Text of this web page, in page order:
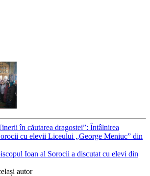
în căutarea dragostei”: Întâlnirea
cu elevii Liceului „George Meniuc” din
Ioan al Sorocii a discutat cu elevi din
autor